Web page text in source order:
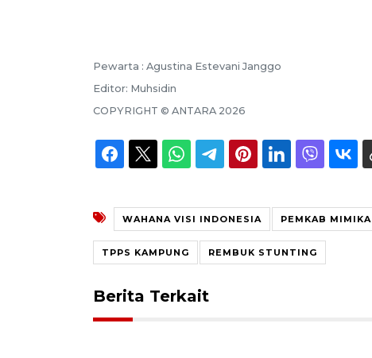
Pewarta : Agustina Estevani Janggo
Editor: Muhsidin
COPYRIGHT © ANTARA 2026
WAHANA VISI INDONESIA PEMKAB MIMIKA
TPPS KAMPUNG REMBUK STUNTING
Berita Terkait